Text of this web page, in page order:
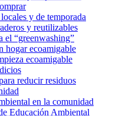
y de temporada
y reutilizables
el “greenwashing”
hogar ecoamigable
ecoamigable
reducir residuos
en la comunidad
Educación Ambiental